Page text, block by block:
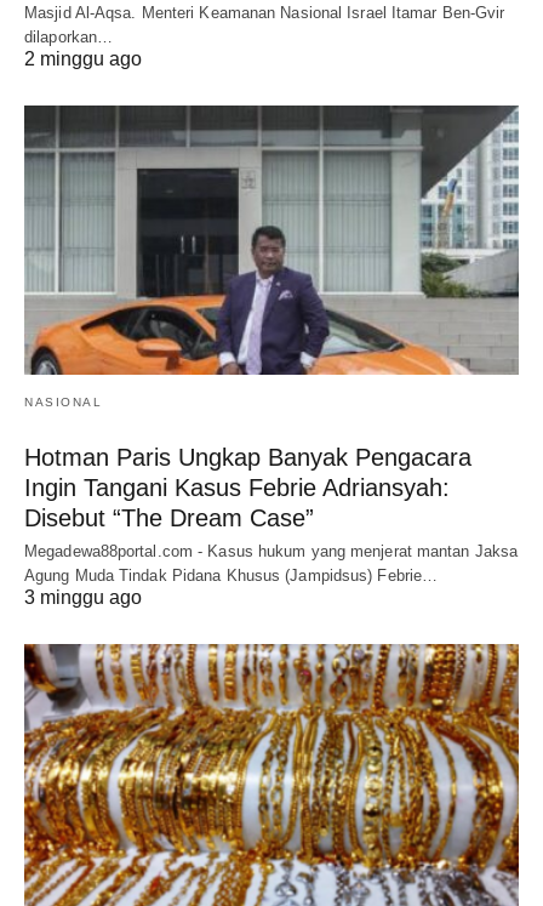
Masjid Al-Aqsa. Menteri Keamanan Nasional Israel Itamar Ben-Gvir
dilaporkan…
2 minggu ago
NASIONAL
Hotman Paris Ungkap Banyak Pengacara
Ingin Tangani Kasus Febrie Adriansyah:
Disebut “The Dream Case”
Megadewa88portal.com - Kasus hukum yang menjerat mantan Jaksa
Agung Muda Tindak Pidana Khusus (Jampidsus) Febrie…
3 minggu ago